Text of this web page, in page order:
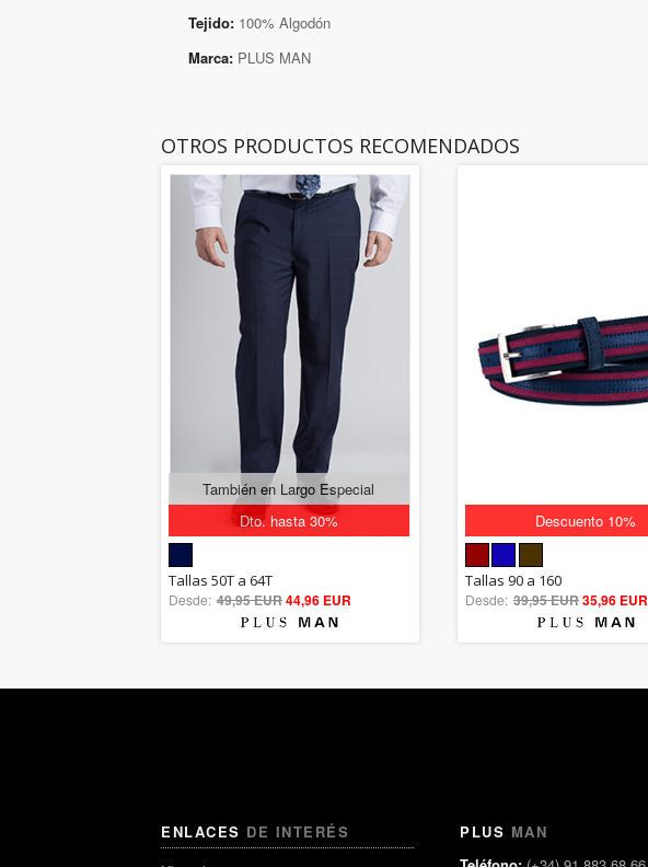
Tejido: 100% Algodón
Marca: PLUS MAN
OTROS PRODUCTOS RECOMENDADOS
Dto. hasta 30%
También en Largo Especial
5.00
out of 5
Tallas 50T a 64T
Desde: 49,95 EUR44,96 EUR
Descuento 10%
5.00
out of 5
Tallas 90 a 160
Desde: 39,95 EUR35,96 EUR
ENLACES DE INTERÉS PLUS MAN